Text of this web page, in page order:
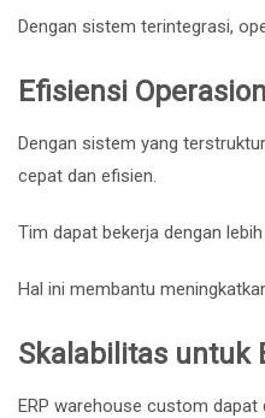
Dengan sistem terintegrasi,
Efisiensi
Dengan sistem yang
cepat dan efisien.
Tim dapat bekerja dengan
Hal ini membantu
Skalabilitas untuk
ERP warehouse custom dapat